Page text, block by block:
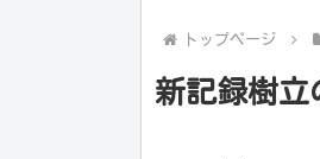
トップページ
新記録樹立